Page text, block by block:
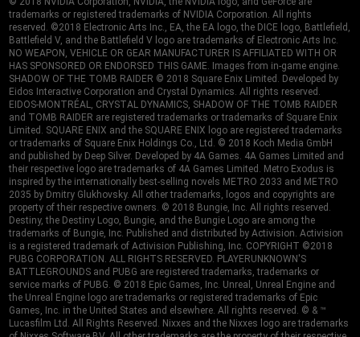
trademarks or registered trademarks of NVIDIA Corporation. All rights
reserved. ©2018 Electronic Arts Inc., EA, the EA logo, the DICE logo, Battlefield,
Battlefield V, and the Battlefield V logo are trademarks of Electronic Arts Inc.
NO WEAPON, VEHICLE OR GEAR MANUFACTURER IS AFFILIATED WITH OR
HAS SPONSORED OR ENDORSED THIS GAME. Images from in-game engine.
SHADOW OF THE TOMB RAIDER © 2018 Square Enix Limited. Developed by
Eidos Interactive Corporation and Crystal Dynamics. All rights reserved.
EIDOS-MONTRÉAL, CRYSTAL DYNAMICS, SHADOW OF THE TOMB RAIDER
and TOMB RAIDER are registered trademarks or trademarks of Square Enix
Limited. SQUARE ENIX and the SQUARE ENIX logo are registered trademarks
or trademarks of Square Enix Holdings Co., Ltd. © 2018 Koch Media GmbH
and published by Deep Silver. Developed by 4A Games. 4A Games Limited and
their respective logo are trademarks of 4A Games Limited. Metro Exodus is
inspired by the internationally best-selling novels METRO 2033 and METRO
2035 by Dmitry Glukhovsky. All other trademarks, logos and copyrights are
property of their respective owners. © 2018 Bungie, Inc. All rights reserved.
Destiny, the Destiny Logo, Bungie, and the Bungie Logo are among the
trademarks of Bungie, Inc. Published and distributed by Activision. Activision
is a registered trademark of Activision Publishing, Inc. COPYRIGHT ©2018
PUBG CORPORATION. ALL RIGHTS RESERVED. PLAYERUNKNOWN'S
BATTLEGROUNDS and PUBG are registered trademarks, trademarks or
service marks of PUBG. © 2018 Epic Games, Inc. Unreal, Unreal Engine and
the Unreal Engine logo are trademarks or registered trademarks of Epic
Games, Inc. in the United States and elsewhere. All rights reserved. © & ™
Lucasfilm Ltd. All Rights Reserved. Nixxes and the Nixxes logo are trademarks